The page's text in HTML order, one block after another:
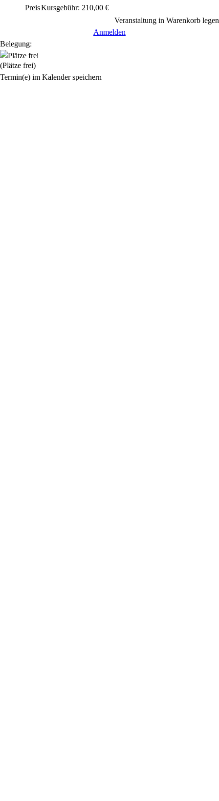
PreisKursgebühr: 210,00 €
Veranstaltung in Warenkorb legen
Anmelden
Belegung:
(Plätze frei)
Termin(e) im Kalender speichern